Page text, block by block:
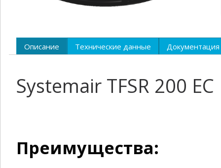
Описание Технические данные Документация
Systemair TFSR 200
Преимущества: